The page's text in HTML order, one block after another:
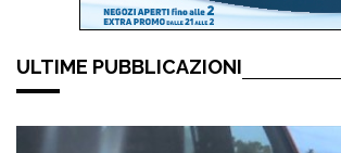
ULTIME PUBBLICAZIONI